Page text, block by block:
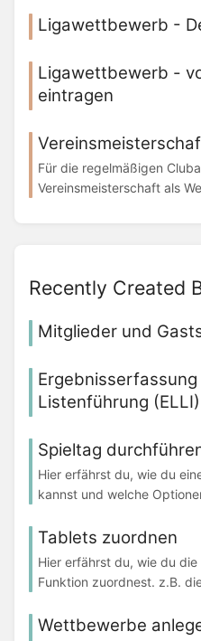
Ligawettbewerb -
Ligawettbewerb -
eintragen
Für die regelmäßigen
Vereinsmeisterschaft als
Recently Created
Mitglieder und
Listenführung (ELLI)
Spieltag
Hier erfährst du, wie du
kannst und welche
Tablets zuordnen
Hier erfährst du, wie du
Funktion zuordnest. z.B.
Wettbewerbe